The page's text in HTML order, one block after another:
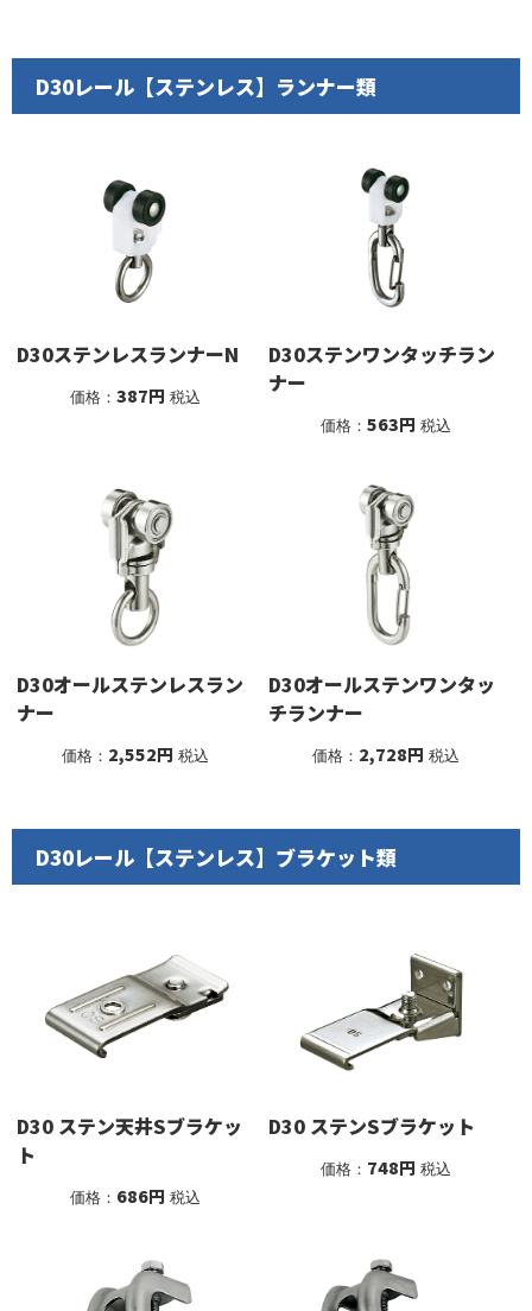
D30レール【ステンレス】ランナー類
D30ステンレスランナーN
価格： 387円 税込
D30ステンワンタッチラン
ナー
価格：563円 税込
D30オールステンレスラン
ナー
価格： 2,552円 税込
D30オールステンワンタッ
チランナー
価格： 2,728円 税込
D30レール【ステンレス】ブラケット類
D30 ステン天井Sブラケッ
ト
価格： 686円 税込
D30 ステンSブラケット
価格： 748円 税込